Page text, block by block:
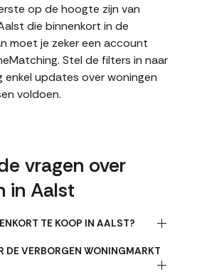
op de hoogte zijn van
die binnenkort in de
moet je zeker een account
Stel de filters in naar
enkel updates over woningen
voldoen.
vragen over
in Aalst
TE KOOP IN AALST?
DE VERBORGEN WONINGMARKT